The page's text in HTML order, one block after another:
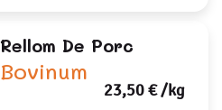
Rellom De Porc
Bovinum
23,50 €/kg